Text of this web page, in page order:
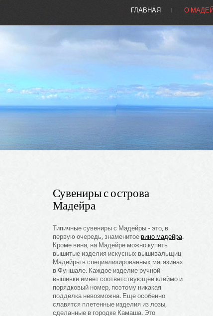
ГЛАВНАЯ О
Сувениры с острова
Мадейра
Типичные сувениры с Мадейры - это, в
первую очередь, знаменитое вино мадейра.
Кроме вина, на Мадейре можно купить
вышитые изделия искусных вышивальщиц
Мадейры в специализированных магазинах
в Фуншале. Каждое изделие ручной
вышивки имеет соответствующее клеймо и
порядковый номер, поэтому никакая
подделка невозможна. Еще особенно
славятся плетенные изделия из лозы,
сделанные в городке Камаша. Это